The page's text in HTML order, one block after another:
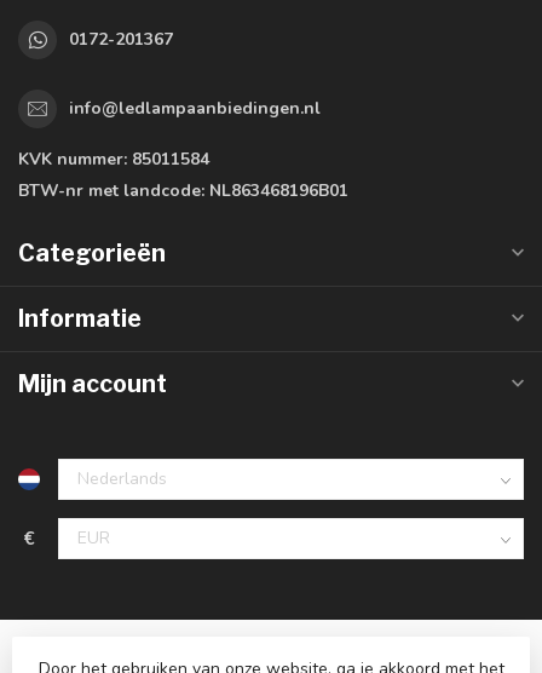
0172-201367
info@ledlampaanbiedingen.nl
KVK nummer: 85011584
BTW-nr met landcode: NL863468196B01
Categorieën
Informatie
Mijn account
€